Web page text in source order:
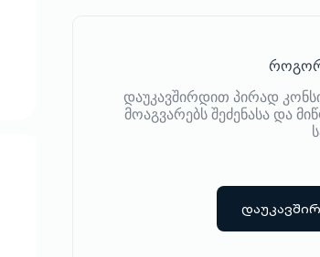
როგორ
დაუკავშირდით პირად
მოაგვარებს შეძენასა და